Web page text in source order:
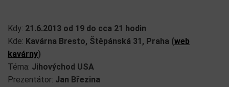
Kdy: 21.6.2013 od 19 do cca 21 hodin
Kde: Kavárna Bresto, Štěpánská 31, Praha (web
kavárny)
Téma: Jihovýchod USA
Prezentátor: Jan Březina